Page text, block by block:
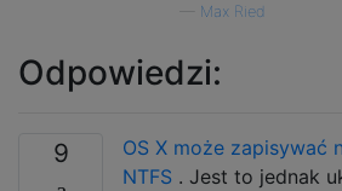
Max Ried
Odpowiedzi:
9
OS X może zapisywać
NTFS . Jest to jednak